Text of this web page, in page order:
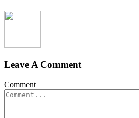
Leave A Comment
Comment